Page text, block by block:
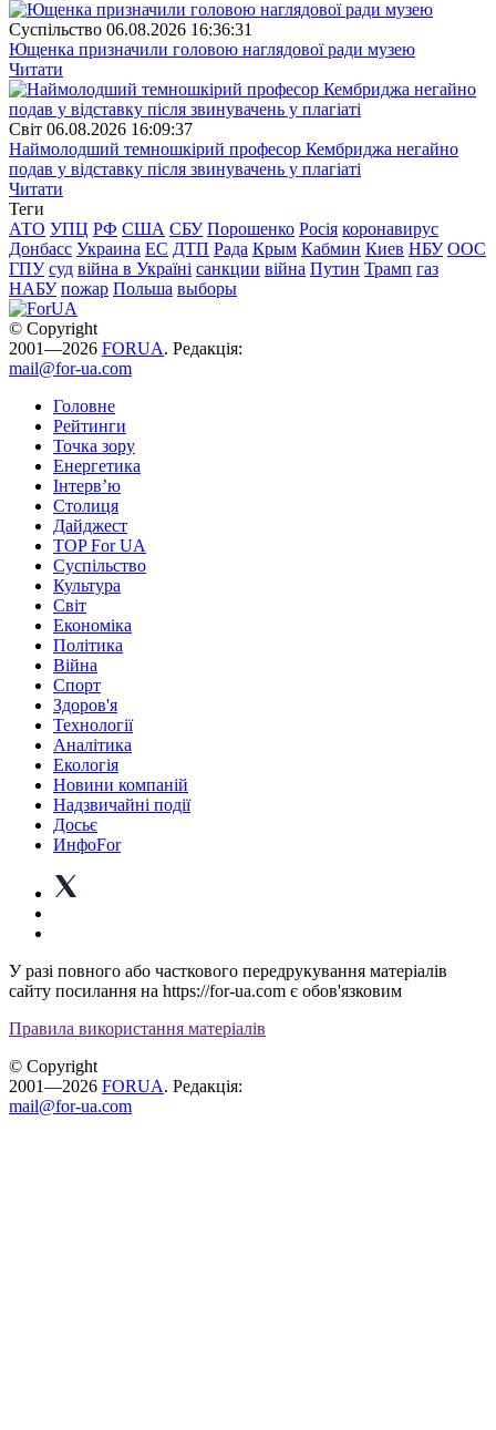
Суспiльство 06.08.2026 16:36:31
Ющенка призначили головою наглядової ради музею
Читати
Свiт 06.08.2026 16:09:37
Наймолодший темношкірий професор Кембриджа негайно
подав у відставку після звинувачень у плагіаті
Читати
Теги
АТО УПЦ РФ США СБУ Порошенко Росія коронавирус
Донбасс Украина ЕС ДТП Рада Крым Кабмин Киев НБУ ООС
ГПУ суд війна в Україні санкции війна Путин Трамп газ
НАБУ пожар Польша выборы
© Copyright
2001—2026 FORUA. Редакція:
mail@for-ua.com
Головне
Рейтинги
Точка зору
Енергетика
Інтерв’ю
Столиця
Дайджест
TOP For UA
Суспiльство
Культура
Світ
Економіка
Політика
Війна
Спорт
Здоров'я
Технології
Аналітика
Екологія
Новини компаній
Надзвичайні події
Досьє
ИнфоFor
У разі повного або часткового передрукування матеріалів
сайту посилання на https://for-ua.com є обов'язковим
Правила використання матеріалів
© Copyright
2001—2026 FORUA. Редакція:
mail@for-ua.com